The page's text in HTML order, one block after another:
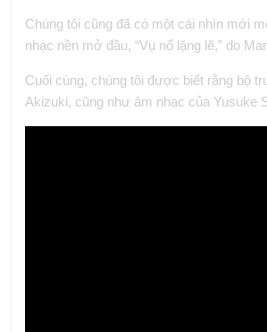
Chúng tôi cũng đã có một cái nhìn mới
nhạc nền mở đầu, “Vụ nổ lặng lẽ,” do
Cuối cùng, chúng tôi được biết rằng bộ
Akizuki, cũng như âm nhạc của Yusuke